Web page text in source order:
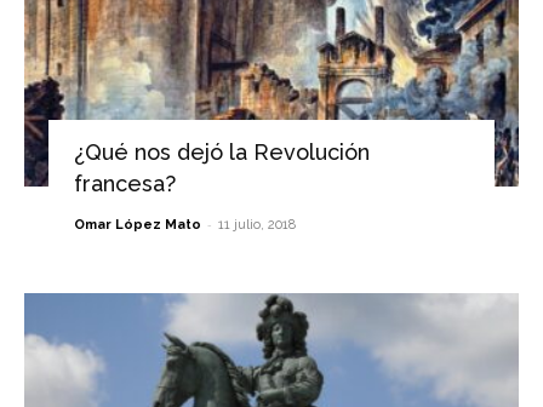
¿Qué nos dejó la Revolución
francesa?
Omar López Mato - 11 julio, 2018